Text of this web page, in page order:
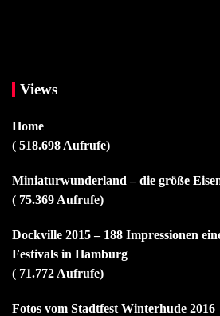
Views
Home
( 518.698 Aufrufe)
Miniaturwunderland – die größe
( 75.369 Aufrufe)
Dockville 2015 – 188 Impressionen
Festivals in Hamburg
( 71.772 Aufrufe)
Fotos vom Stadtfest Winterhude 2016